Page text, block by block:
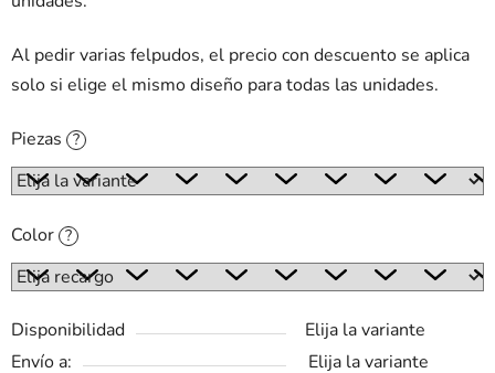
Al pedir varias felpudos, el precio con descuento se aplica
solo si elige el mismo diseño para todas las unidades.
Piezas ?
Color ?
Disponibilidad
Elija la variante
Envío a:
Elija la variante